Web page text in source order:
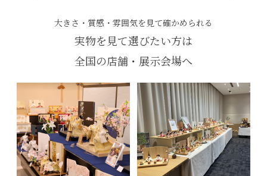
大きさ・質感・雰囲気を見て確かめられる
実物を見て選びたい方は
全国の店舗・展示会場へ